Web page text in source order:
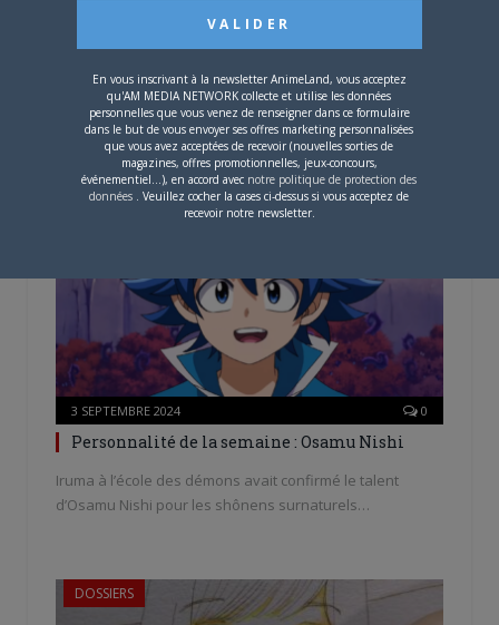
En trois séries chez trois éditeurs, elle s’est imposée
comme une valeur sûre du shônen.…
3 SEPTEMBRE 2024 0
Personnalité de la semaine : Osamu Nishi
Iruma à l’école des démons avait confirmé le talent
d’Osamu Nishi pour les shônens surnaturels…
DOSSIERS
En vous inscrivant à la newsletter AnimeLand, vous acceptez
qu'AM MEDIA NETWORK collecte et utilise les données
personnelles que vous venez de renseigner dans ce formulaire
dans le but de vous envoyer ses offres marketing personnalisées
que vous avez acceptées de recevoir (nouvelles sorties de
magazines, offres promotionnelles, jeux-concours,
événementiel...), en accord avec notre politique de protection des
données . Veuillez cocher la cases ci-dessus si vous acceptez de
recevoir notre newsletter.